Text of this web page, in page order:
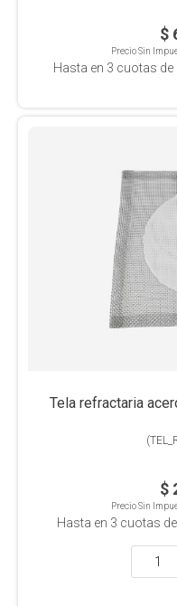
$
Precio Sin
Hasta en 3 cuotas de
Tela refractaria
(
$
Precio Sin
Hasta en 3 cuotas de